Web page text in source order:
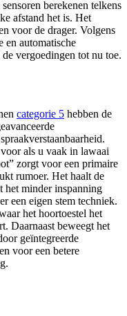
berekenen telkens
afstand het is. Het
voor de drager. Volgens
en automatische
vergoedingen tot nu toe.
categorie 5 hebben de
als u vaak in lawaai
zorgt voor een primaire
rumoer. Het haalt de
het minder inspanning
een eigen stem techniek.
het hoortoestel het
Daarnaast beweegt het
geïntegreerde
voor een betere